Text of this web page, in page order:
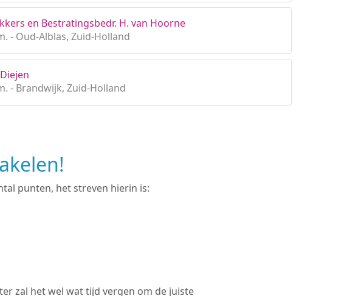
en Bestratingsbedr. H. van Hoorne
- Oud-Alblas, Zuid-Holland
- Brandwijk, Zuid-Holland
punten, het streven hierin is:
zal het wel wat tijd vergen om de juiste